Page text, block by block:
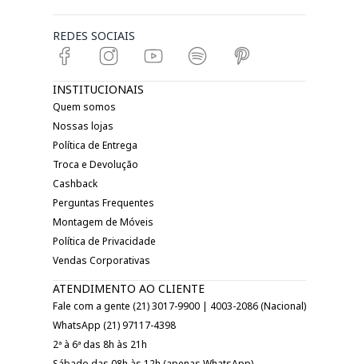
REDES SOCIAIS
INSTITUCIONAIS
Quem somos
Nossas lojas
Política de Entrega
Troca e Devolução
Cashback
Perguntas Frequentes
Montagem de Móveis
Política de Privacidade
Vendas Corporativas
ATENDIMENTO AO CLIENTE
Fale com a gente (21) 3017-9900 | 4003-2086 (Nacional)
WhatsApp (21) 97117-4398
2ª à 6ª das 8h às 21h